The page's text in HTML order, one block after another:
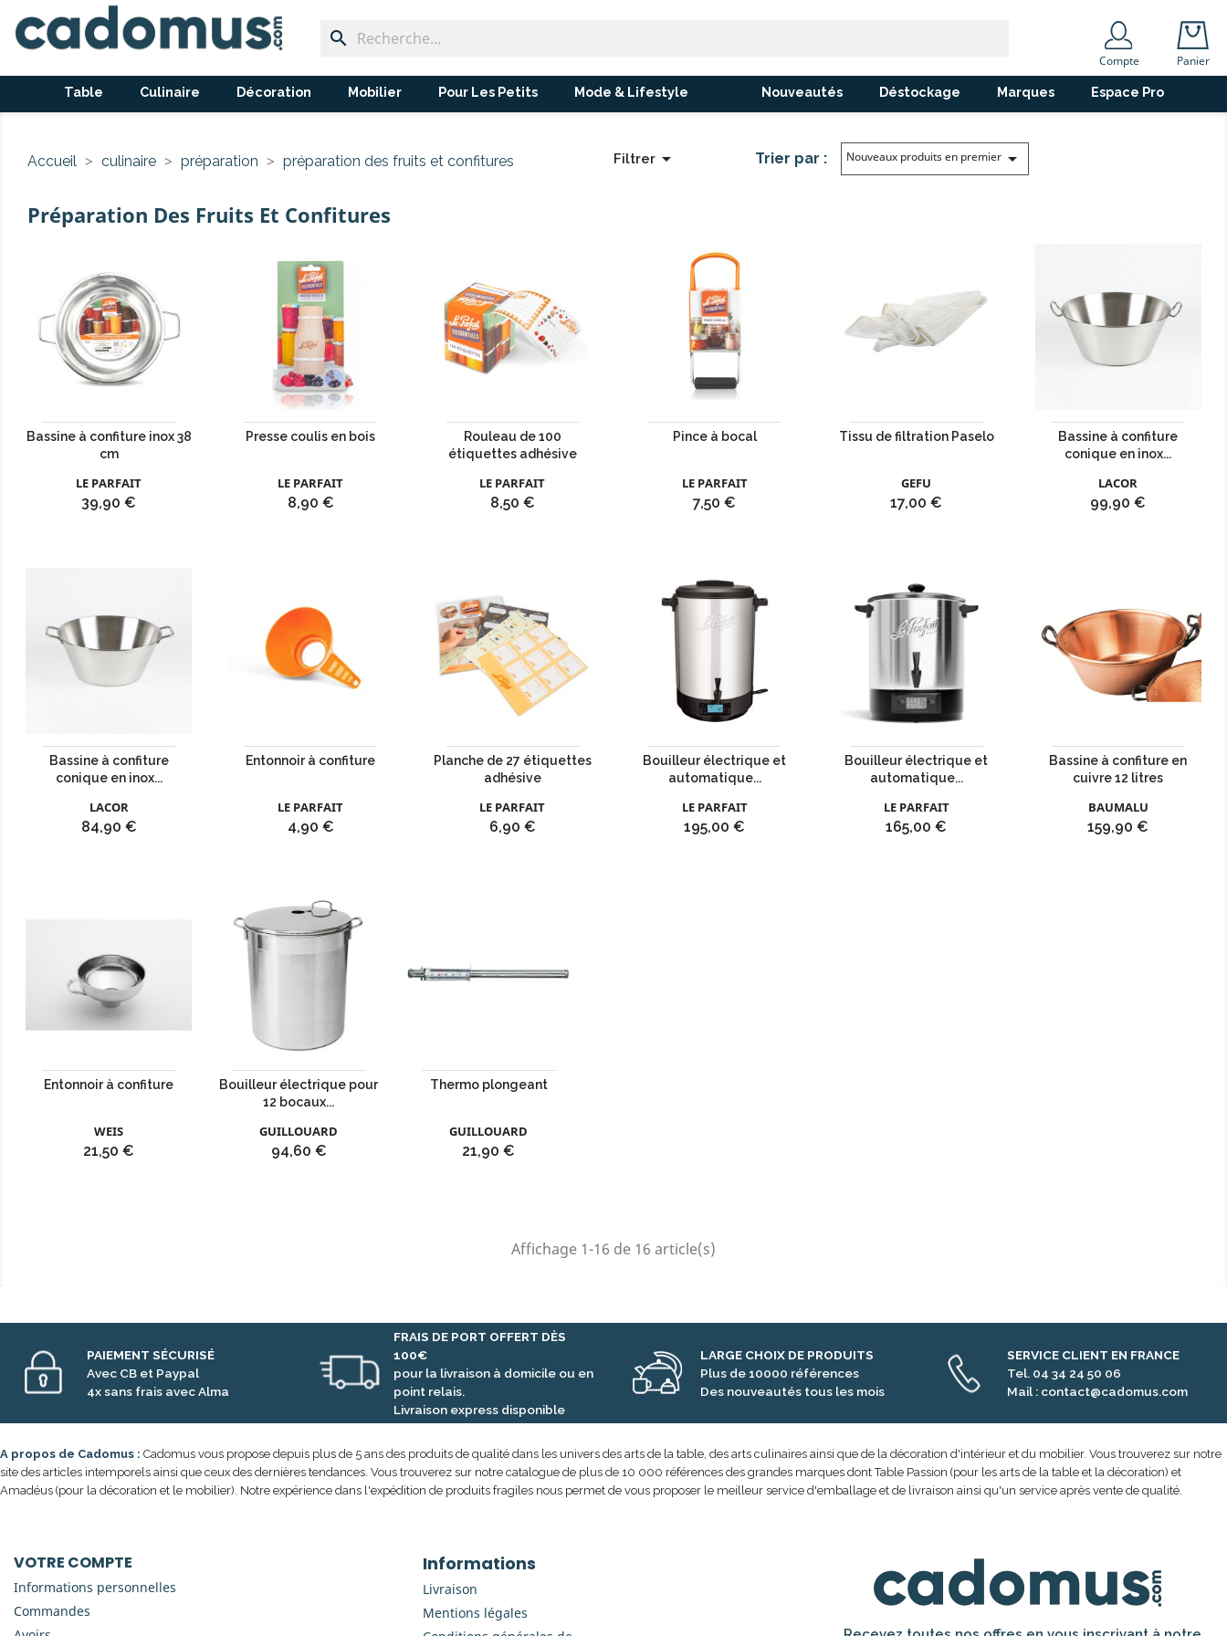
search
Compte
Panier
Table
Culinaire Décoration Mobilier Pour Les Petits Mode & Lifestyle Nouveautés Déstockage Marques Espace Pro
Accueil culinaire préparation préparation des fruits et confitures Filtrer  Trier par : Nouveaux produits en premier 
Préparation Des Fruits Et Confitures
Bassine à confiture inox 38
cm
LE PARFAIT
Prix
39,90 €
Presse coulis en bois
LE PARFAIT
Prix
8,90 €
Rouleau de 100
étiquettes adhésive
LE PARFAIT
Prix
8,50 €
Pince à bocal
LE PARFAIT
Prix
7,50 €
Tissu de filtration Paselo
GEFU
Prix
17,00 €
Bassine à confiture
conique en inox...
LACOR
Prix
99,90 €
Bassine à confiture
conique en inox...
LACOR
Prix
84,90 €
Entonnoir à confiture
LE PARFAIT
Prix
4,90 €
Planche de 27 étiquettes
adhésive
LE PARFAIT
Prix
6,90 €
Bouilleur électrique et
automatique...
LE PARFAIT
Prix
195,00 €
Bouilleur électrique et
automatique...
LE PARFAIT
Prix
165,00 €
Bassine à confiture en
cuivre 12 litres
BAUMALU
Prix
159,90 €
Entonnoir à confiture
WEIS
Prix
21,50 €
Bouilleur électrique pour
12 bocaux...
GUILLOUARD
Prix
94,60 €
Thermo plongeant
GUILLOUARD
Prix
21,90 €
Affichage 1-16 de 16 article(s)
PAIEMENT SÉCURISÉ
Avec CB et Paypal
4x sans frais avec Alma
FRAIS DE PORT OFFERT DÈS
100€
pour la livraison à domicile ou en
point relais.
Livraison express disponible
LARGE CHOIX DE PRODUITS
Plus de 10000 références
Des nouveautés tous les mois
SERVICE CLIENT EN FRANCE
Tel. 04 34 24 50 06
Mail : contact@cadomus.com
A propos de Cadomus : Cadomus vous propose depuis plus de 5 ans des produits de qualité dans les univers des arts de la table, des arts culinaires ainsi que de la décoration d'intérieur et du mobilier. Vous trouverez sur notre
site des articles intemporels ainsi que ceux des dernières tendances. Vous trouverez sur notre catalogue de plus de 10 000 références des grandes marques dont Table Passion (pour les arts de la table et la décoration) et
Amadéus (pour la décoration et le mobilier). Notre expérience dans l'expédition de produits fragiles nous permet de vous proposer le meilleur service d'emballage et de livraison ainsi qu'un service après vente de qualité.
VOTRE COMPTE
Informations personnelles
Commandes
Informations
Livraison
Mentions légales